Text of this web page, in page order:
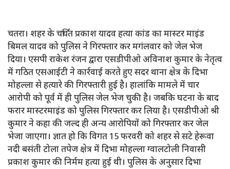
चतरा। शहर के चर्चित प्रकाश यादव हत्या कांड का मास्टर माइंड
बिमल यादव को पुलिस ने गिरफ्तार कर मगंलवार को जेल भेज
दिया। एसपी राकेश रंजन द्वारा एसडीपीओ अविनाश कुमार के नेतृत्व
में गठित एसआईटी ने कार्रवाई करते हुए सदर थाना क्षेत्र के दिभा
मोहल्ला से हत्यारे की गिरफ्तारी हुई है। हालांकि मामले में चार
आरोपी को पूर्व में ही पुलिस जेल भेज चुकी है। जबकि घटना के बाद
फरार मास्टरमाइंड को पुलिस गिरफ्तार कर लिया है। एसडीपीओ श्री
कुमार ने कहा की जल्द ही अन्य आरोपियों को गिरफ्तार कर जेल
भेजा जाएगा। ज्ञात हो कि विगत 15 फरवरी को शहर से सटे हेरूवा
नदी बसंती टोला तपेज क्षेत्र में दिभा मोहल्ला ग्वालटोली निवासी
प्रकाश कुमार की निर्मम हत्या हुई थी। पुलिस के अनुसार दिभा